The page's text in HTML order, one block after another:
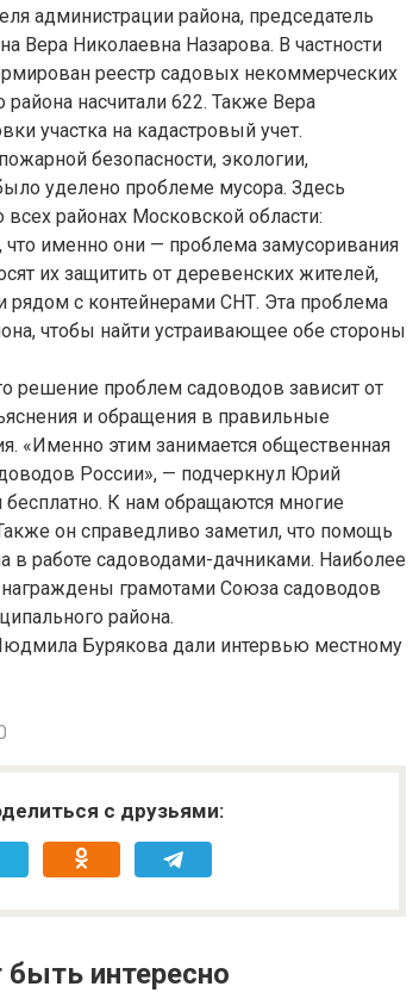
администрации района, председатель
Вера Николаевна Назарова. В частности
реестр садовых некоммерческих
насчитали 622. Также Вера
участка на кадастровый учет.
безопасности, экологии,
уделено проблеме мусора. Здесь
районах Московской области:
именно они — проблема замусоривания
их защитить от деревенских жителей,
с контейнерами СНТ. Эта проблема
чтобы найти устраивающее обе стороны
решение проблем садоводов зависит от
и обращения в правильные
«Именно этим занимается общественная
России», — подчеркнул Юрий
К нам обращаются многие
он справедливо заметил, что помощь
в работе садоводами-дачниками. Наиболее
грамотами Союза садоводов
района.
Бурякова дали интервью местному
с друзьями:
интересно